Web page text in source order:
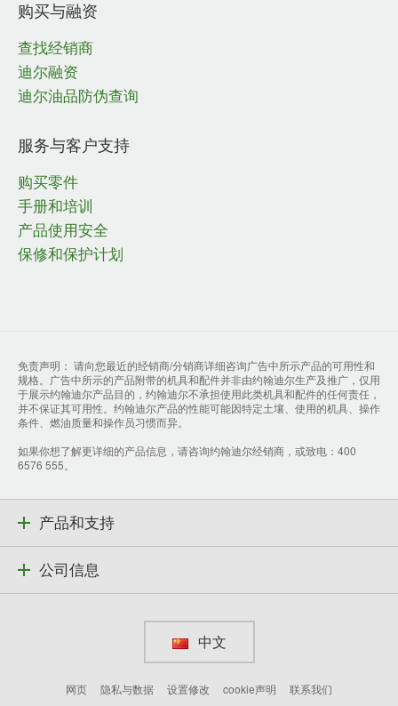
购买与融资
查找经销商
迪尔融资
迪尔油品防伪查询
服务与客户支持
购买零件
手册和培训
产品使用安全
保修和保护计划
免责声明： 请向您最近的经销商/分销商详细咨询广告中所示产品的可用性和
规格。广告中所示的产品附带的机具和配件并非由约翰迪尔生产及推广，仅用
于展示约翰迪尔产品目的，约翰迪尔不承担使用此类机具和配件的任何责任，
并不保证其可用性。约翰迪尔产品的性能可能因特定土壤、使用的机具、操作
条件、燃油质量和操作员习惯而异。
如果你想了解更详细的产品信息，请咨询约翰迪尔经销商，或致电：400
6576 555。
产品和支持
公司信息
中文
网页 隐私与数据 设置修改 cookie声明 联系我们